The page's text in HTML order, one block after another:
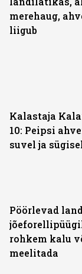
merehaug,
liigub
Kalastaja
10: Peipsi
suvel ja
Pöörlevad
rohkem kalu
meelitada